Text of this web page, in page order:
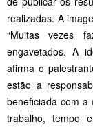
realizadas. A
“Muitas vezes
engavetados. A
afirma o
estão a
beneficiada com a
trabalho, tempo